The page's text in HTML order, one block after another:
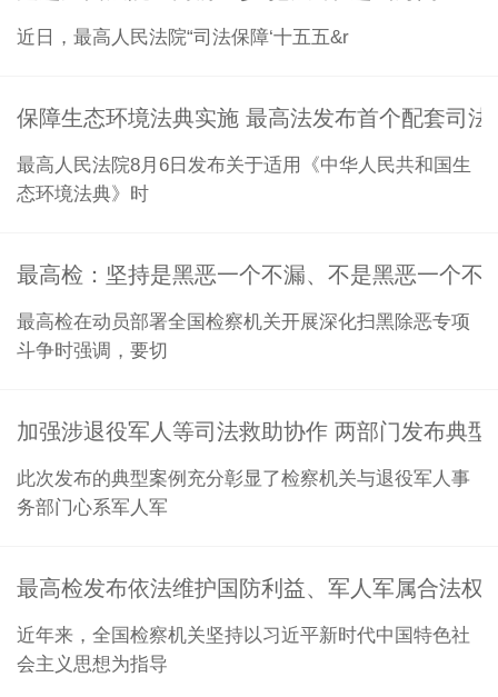
近日，最高人民法院“司法保障‘十五五&r
保障生态环境法典实施 最高法发布首个配套司法
最高人民法院8月6日发布关于适用《中华人民共和国生
态环境法典》时
最高检：坚持是黑恶一个不漏、不是黑恶一个不
最高检在动员部署全国检察机关开展深化扫黑除恶专项
斗争时强调，要切
加强涉退役军人等司法救助协作 两部门发布典型
此次发布的典型案例充分彰显了检察机关与退役军人事
务部门心系军人军
最高检发布依法维护国防利益、军人军属合法权
近年来，全国检察机关坚持以习近平新时代中国特色社
会主义思想为指导